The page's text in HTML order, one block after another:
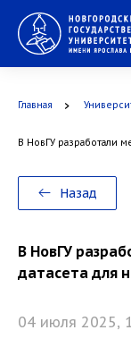
Главная
В НовГУ разработали
Назад
В НовГУ
датасета для
04 июля 2025,